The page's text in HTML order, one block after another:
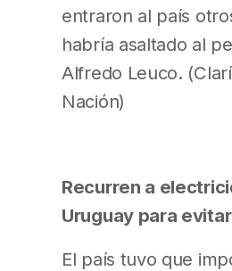
entraron al país
habría asaltado al
Alfredo Leuco.
Nación)
Recurren a
Uruguay para
El país tuvo que